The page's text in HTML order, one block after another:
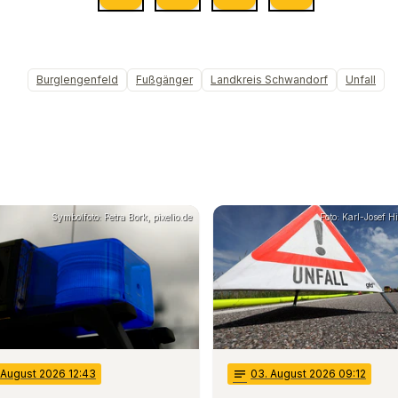
Burglengenfeld Fußgänger Landkreis Schwandorf Unfall
Symbolfoto: Petra Bork, pixelio.de
2026 12:43
Foto: Karl-Josef
notes 03. August 2026 09:12